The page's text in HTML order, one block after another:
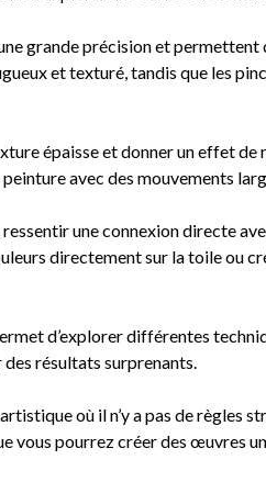
grande précision et permettent
et texturé, tandis que les
épaisse et donner un effet
avec des mouvements
une connexion directe
directement sur la toile ou
d’explorer différentes
résultats surprenants.
où il n’y a pas de règles
vous pourrez créer des œuvres